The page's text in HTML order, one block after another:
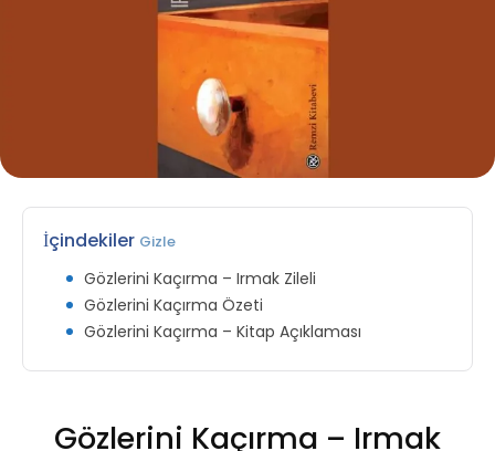
İçindekiler Gizle
Gözlerini Kaçırma – Irmak Zileli
Gözlerini Kaçırma Özeti
Gözlerini Kaçırma – Kitap Açıklaması
Gözlerini Kaçırma – Irmak